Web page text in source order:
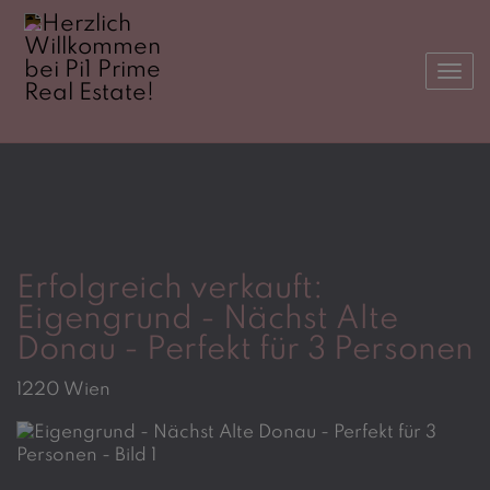
Erfolgreich verkauft:
Eigengrund - Nächst Alte
Donau - Perfekt für 3 Personen
1220 Wien